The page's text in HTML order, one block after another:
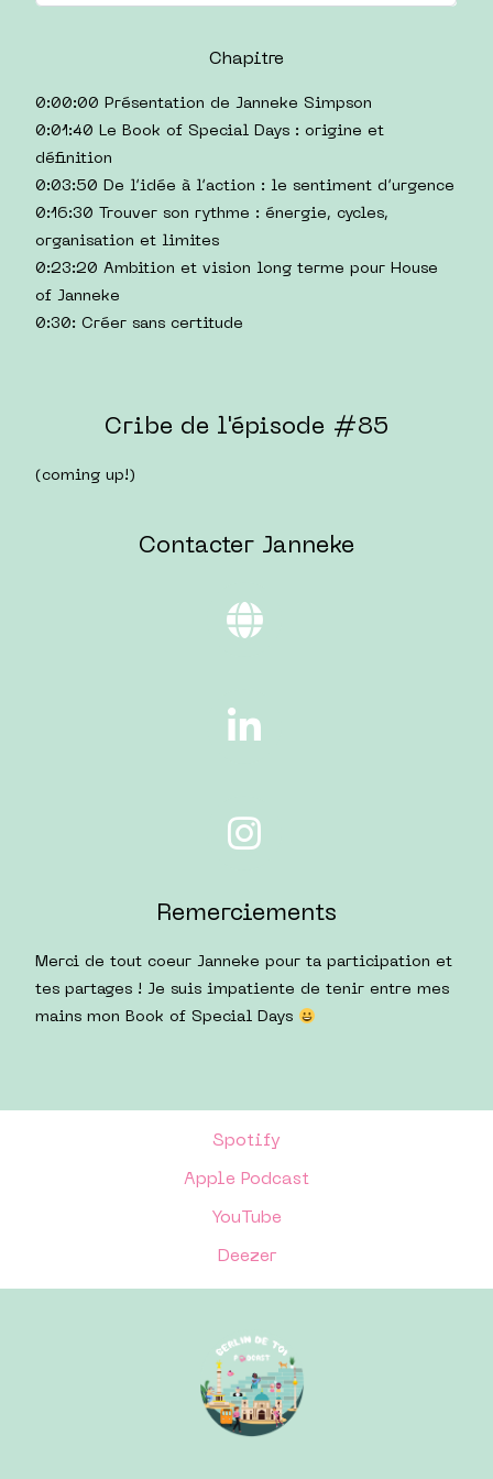
Chapitre
0:00:00 Présentation de Janneke Simpson
0:01:40 Le Book of Special Days : origine et
définition
0:03:50 De l’idée à l’action : le sentiment d’urgence
0:16:30 Trouver son rythme : énergie, cycles,
organisation et limites
0:23:20 Ambition et vision long terme pour House
of Janneke
0:30: Créer sans certitude
Cribe de l'épisode #85
(coming up!)
Contacter Janneke
Remerciements
Merci de tout coeur Janneke pour ta participation et
tes partages ! Je suis impatiente de tenir entre mes
mains mon Book of Special Days
Spotify
Apple Podcast
YouTube
Deezer